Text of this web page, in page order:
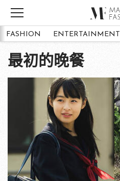
FASHION ENTERTAINMENT
最初的晚餐